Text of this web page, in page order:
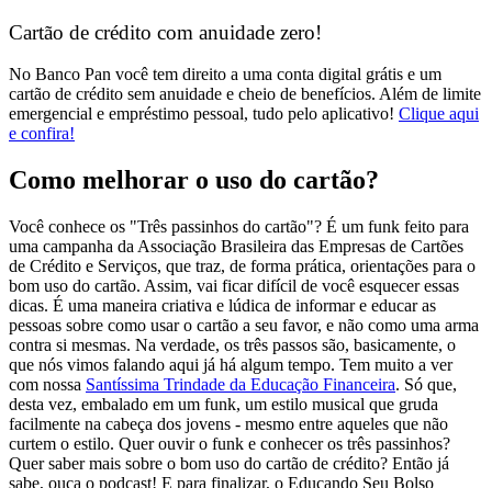
Cartão de crédito com anuidade zero!
No Banco Pan você tem direito a uma conta digital grátis e um
cartão de crédito sem anuidade e cheio de benefícios. Além de limite
emergencial e empréstimo pessoal, tudo pelo aplicativo! Clique aqui
e confira!
Como melhorar o uso do cartão?
Você conhece os "Três passinhos do cartão"? É um funk feito para
uma campanha da Associação Brasileira das Empresas de Cartões
de Crédito e Serviços, que traz, de forma prática, orientações para o
bom uso do cartão. Assim, vai ficar difícil de você esquecer essas
dicas. É uma maneira criativa e lúdica de informar e educar as
pessoas sobre como usar o cartão a seu favor, e não como uma arma
contra si mesmas. Na verdade, os três passos são, basicamente, o
que nós vimos falando aqui já há algum tempo. Tem muito a ver
com nossa Santíssima Trindade da Educação Financeira. Só que,
desta vez, embalado em um funk, um estilo musical que gruda
facilmente na cabeça dos jovens - mesmo entre aqueles que não
curtem o estilo. Quer ouvir o funk e conhecer os três passinhos?
Quer saber mais sobre o bom uso do cartão de crédito? Então já
sabe, ouça o podcast! E para finalizar, o Educando Seu Bolso